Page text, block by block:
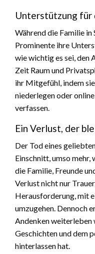
Unterstützung für
Während die Familie
Prominente ihre
wie wichtig es sei, den
Zeit Raum und
ihr Mitgefühl, indem
niederlegen oder
verfassen.
Ein Verlust, der
Der Tod eines
Einschnitt, umso
die Familie, Freunde
Verlust nicht nur
Herausforderung, mit
umzugehen. Dennoch
Andenken weiterleben
Geschichten und dem
hinterlassen hat.